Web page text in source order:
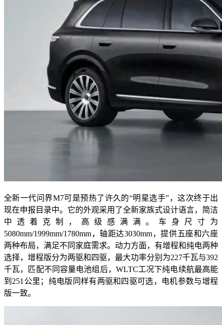
全新一代问界M7可是预热了许久的“明星选手”，这次终于出
现在申报目录中。它的外观采用了全新家族式设计语言，简洁
中透着克制，高级感满满。车身尺寸为
5080mm/1999mm/1780mm，轴距达3030mm，提供五座和六座
两种布局，满足不同家庭需求。动力方面，有增程和纯电两种
选择，增程版分为两驱和四驱，最大功率分别为227千瓦与392
千瓦，匹配不同容量电池组后，WLTC工况下纯电续航最高能
到251公里；纯电版同样有两驱和四驱可选，电机参数与增程
版一致。